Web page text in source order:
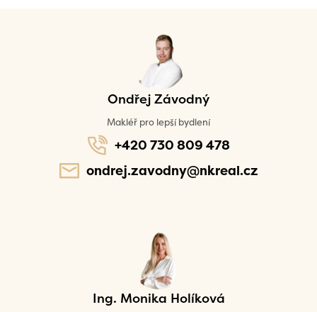
Ondřej Závodný
Makléř pro lepší bydlení
+420 730 809 478
ondrej.zavodny@nkreal.cz
Ing. Monika Holíková